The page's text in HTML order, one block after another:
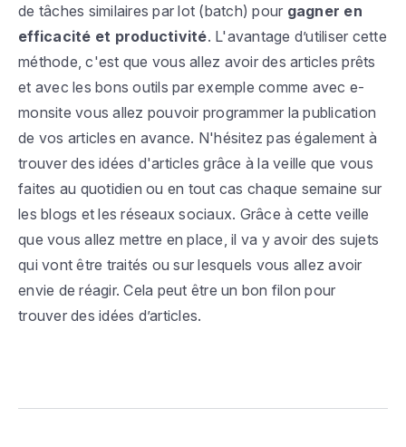
de tâches similaires par lot (batch) pour gagner en
efficacité et productivité. L'avantage d’utiliser cette
méthode, c'est que vous allez avoir des articles prêts
et avec les bons outils par exemple comme avec e-
monsite vous allez pouvoir programmer la publication
de vos articles en avance. N'hésitez pas également à
trouver des idées d'articles grâce à la veille que vous
faites au quotidien ou en tout cas chaque semaine sur
les blogs et les réseaux sociaux. Grâce à cette veille
que vous allez mettre en place, il va y avoir des sujets
qui vont être traités ou sur lesquels vous allez avoir
envie de réagir. Cela peut être un bon filon pour
trouver des idées d’articles.